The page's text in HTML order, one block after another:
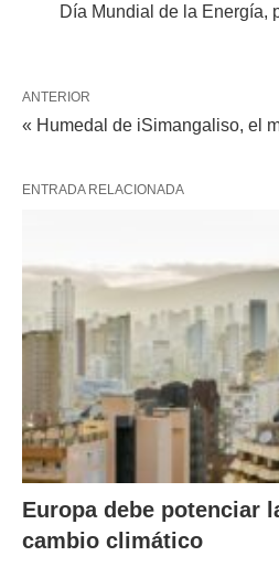
Día Mundial de la Energía,
ANTERIOR
« Humedal de iSimangaliso, el
ENTRADA RELACIONADA
Europa debe potenciar
cambio climático